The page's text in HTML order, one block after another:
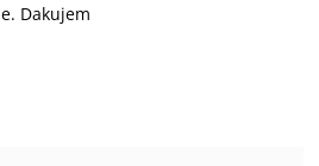
Dakujem